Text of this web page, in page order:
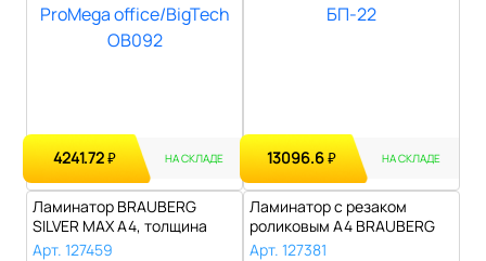
4241.72₽ НА СКЛАДЕ 13096.6₽ НА СКЛАДЕ
Ламинатор BRAUBERG
SILVER MAX A4, толщина
пленки 60-200..
Арт. 127459
Ламинатор с резаком
роликовым А4 BRAUBERG
WORKSTATION, ..
Арт. 127381